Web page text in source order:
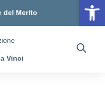
del Merito
Vinci